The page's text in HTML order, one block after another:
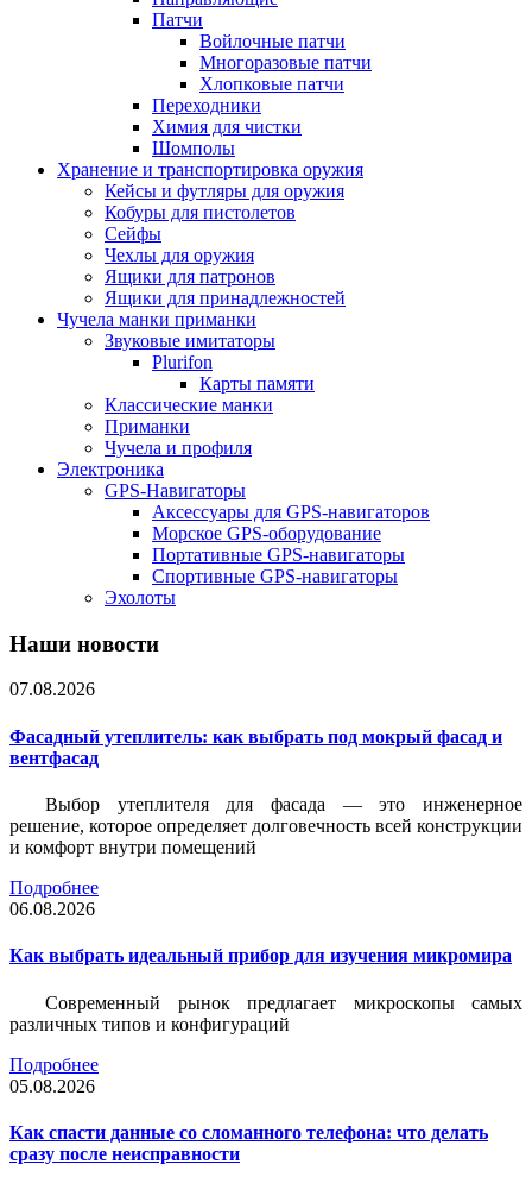
Патчи
Войлочные патчи
Многоразовые патчи
Хлопковые патчи
Переходники
Химия для чистки
Шомполы
Хранение и транспортировка оружия
Кейсы и футляры для оружия
Кобуры для пистолетов
Сейфы
Чехлы для оружия
Ящики для патронов
Ящики для принадлежностей
Чучела манки приманки
Звуковые имитаторы
Plurifon
Карты памяти
Классические манки
Приманки
Чучела и профиля
Электроника
GPS-Навигаторы
Аксессуары для GPS-навигаторов
Морское GPS-оборудование
Портативные GPS-навигаторы
Спортивные GPS-навигаторы
Эхолоты
Наши новости
07.08.2026
Фасадный утеплитель: как выбрать под мокрый фасад и
вентфасад
Выбор утеплителя для фасада — это инженерное
решение, которое определяет долговечность всей конструкции
и комфорт внутри помещений
Подробнее
06.08.2026
Как выбрать идеальный прибор для изучения микромира
Современный рынок предлагает микроскопы самых
различных типов и конфигураций
Подробнее
05.08.2026
Как спасти данные со сломанного телефона: что делать
сразу после неисправности